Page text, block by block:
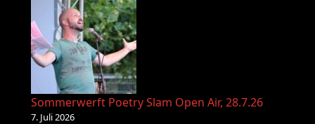
Sommerwerft Poetry Slam Open Air, 28.7.26
7. Juli 2026